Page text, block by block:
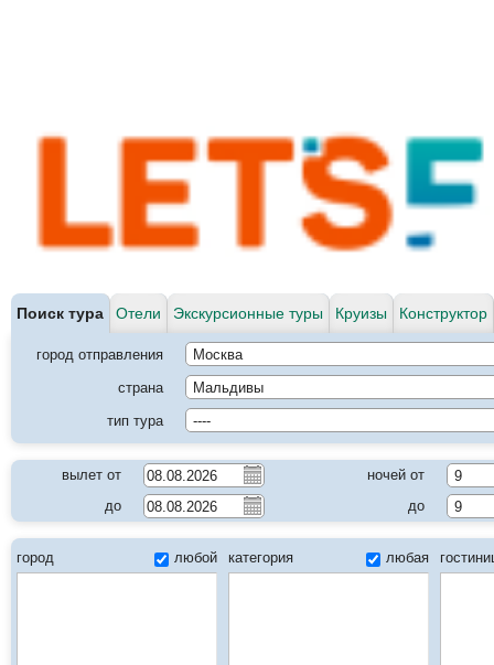
Поиск тура Отели Экскурсионные туры Круизы Конструктор
город отправления
Москва
страна
Мальдивы
тип тура
----
вылет от ночей от
9
до
до 9
город любой категория любая